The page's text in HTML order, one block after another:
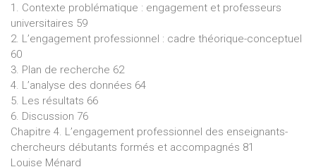
1. Contexte problématique : engagement et professeurs
universitaires 59
2. L’engagement professionnel : cadre théorique-conceptuel
60
3. Plan de recherche 62
4. L’analyse des données 64
5. Les résultats 66
6. Discussion 76
Chapitre 4. L’engagement professionnel des enseignants-
chercheurs débutants formés et accompagnés 81
Louise Ménard